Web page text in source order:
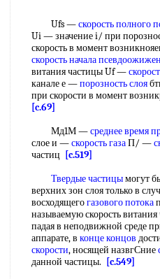
Ufs —скорость полного
Ui — значение i/ при
скорость в момент
скорость начала
витания частицы Uf —
канале е —порозность слоя
при скорости в момент
[c.69]
Мд1М —среднее время
слое и —скорость газаП/ —
частиц
[c.519]
Твердые частицымогут
верхних зон слоя только в
восходящегогазового потока
называемую скорость
падая в неподвижной среде
аппарате, в конце концов
скорости, носящей назвгСние
данной частицы.
[c.549]